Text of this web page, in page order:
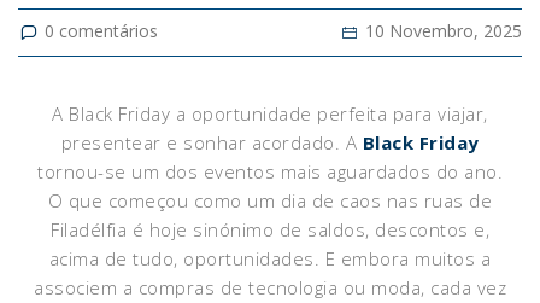
0 comentários 10 Novembro, 2025
A Black Friday a oportunidade perfeita para viajar,
presentear e sonhar acordado. A Black Friday
tornou-se um dos eventos mais aguardados do ano.
O que começou como um dia de caos nas ruas de
Filadélfia é hoje sinónimo de saldos, descontos e,
acima de tudo, oportunidades. E embora muitos a
associem a compras de tecnologia ou moda, cada vez